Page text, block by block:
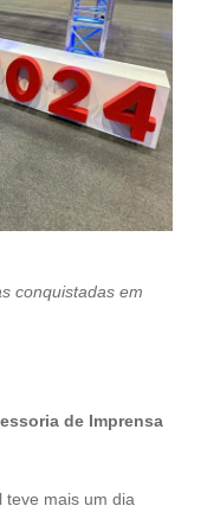
conquistadas em
Pessoal
de Imprensa
teve mais um dia